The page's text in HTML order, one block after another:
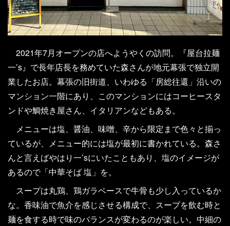
2021年7月オープンの店へようやくの訪問。『屋台拉麺
一’s』で長年店長を務めていた森さんが地元幕張で独立開
業したお店。幕張の旧街道、いわゆる「房総往還」沿いの
マンション一階にあり、このマンションにはコーヒースタ
ンドや鯛焼き屋さん、イタリアンなどもある。
メニューは塩、醤油、味噌、辛から限定まで色々と揃っ
ているが、メニュー的には塩が最初に書かれている。森さ
んと言えばやはり一’sにいたこともあり、塩のイメージが
あるので「中華そば 塩」を。
スープは丸鶏、鶏ガラベースで牛骨も少し入っているか
な。香味油で魚介を感じさせる構成で、スープを飲む時と
麺を食する時で味のバランスが変わるのが楽しい。中細の